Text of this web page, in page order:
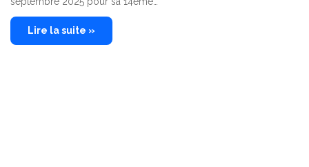
Lire la suite »